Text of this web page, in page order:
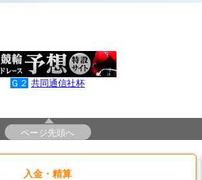
Ｇ２ 共同通信社杯
ページ先頭へ
入金・精算